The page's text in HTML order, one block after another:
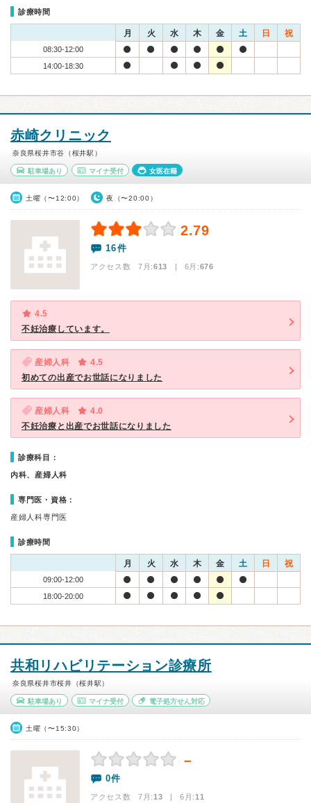
診療時間
月 火 水 木 金 土 日 祝
08:30-12:00
14:00-18:30
赤崎クリニック
奈良県桜井市谷（桜井駅）
駐車場あり マイナ受付 女医在籍
土曜（〜12:00） 夜（〜20:00）
2.79
16件
アクセス数 7月:613 | 6月:676
4.5
不妊治療しています。
産婦人科
4.5
初めての出産でお世話になりました
産婦人科
4.0
不妊治療と出産でお世話になりました
診療科目：
内科、産婦人科
専門医・資格：
産婦人科専門医
診療時間
月 火 水 木 金 土 日 祝
09:00-12:00
18:00-20:00
共和リハビリテーション診療所
奈良県桜井市桜井（桜井駅）
駐車場あり マイナ受付 電子処方せん対応
土曜（〜15:30）
－
0件
アクセス数 7月:13 | 6月:11